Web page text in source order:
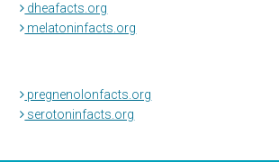
dheafacts.org
melatoninfacts.org
pregnenolonfacts.org
serotoninfacts.org